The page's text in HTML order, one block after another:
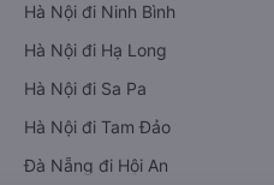
Hà Nội đi Ninh Bình
Hà Nội đi Hạ Long
Hà Nội đi Sa Pa
Hà Nội đi Tam Đảo
Đà Nẵng đi Hội An